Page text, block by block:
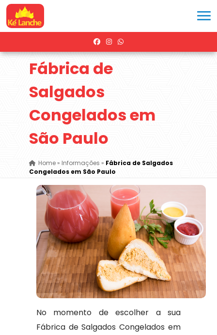
Fábrica de
Salgados
Congelados em
São Paulo
Home» Informações » Fábrica de Salgados
Congelados em São Paulo
No momento de escolher a sua
Fábrica de Salgados Congelados em